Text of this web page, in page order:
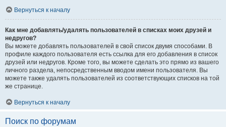
Вернуться к началу
Как мне добавлять/удалять пользователей в списках моих друзей и
недругов?
Вы можете добавлять пользователей в свой список двумя способами. В
профиле каждого пользователя есть ссылка для его добавления в список
друзей или недругов. Кроме того, вы можете сделать это прямо из вашего
личного раздела, непосредственным вводом имени пользователя. Вы
можете также удалять пользователей из соответствующих списков на той
же странице.
Вернуться к началу
Поиск по форумам